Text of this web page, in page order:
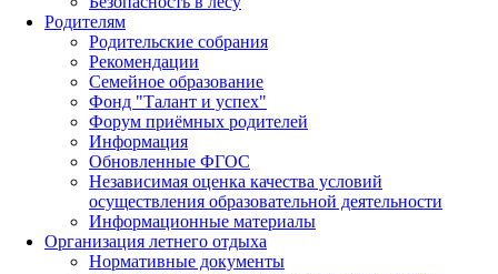
Родителям
Родительские собрания
Рекомендации
Семейное образование
Фонд "Талант и успех"
Форум приёмных родителей
Информация
Обновленные ФГОС
Независимая оценка качества условий
осуществления образовательной деятельности
Информационные материалы
Организация летнего отдыха
Нормативные документы